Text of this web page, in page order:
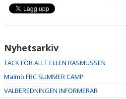
Nyhetsarkiv
TACK FÖR ALLT ELLEN RASMUSSEN
Malmö FBC SUMMER CAMP
VALBEREDNINGEN INFORMERAR